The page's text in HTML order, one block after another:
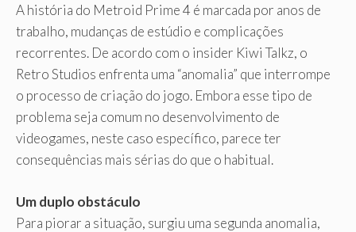
A história do Metroid Prime 4 é marcada por anos de
trabalho, mudanças de estúdio e complicações
recorrentes. De acordo com o insider Kiwi Talkz, o
Retro Studios enfrenta uma “anomalia” que interrompe
o processo de criação do jogo. Embora esse tipo de
problema seja comum no desenvolvimento de
videogames, neste caso específico, parece ter
consequências mais sérias do que o habitual.
Um duplo obstáculo
Para piorar a situação, surgiu uma segunda anomalia,